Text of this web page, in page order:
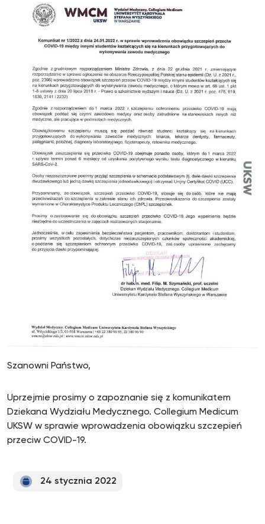
Szanowni Państwo,
Uprzejmie prosimy o zapoznanie się z komunikatem
Dziekana Wydziału Medycznego. Collegium Medicum
UKSW w sprawie wprowadzenia obowiązku szczepień
przeciw COVID-19.
24 stycznia 2022